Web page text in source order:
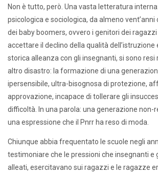
Non è tutto, però. Una vasta letteratura
psicologica e sociologica, da almeno vent’anni
dei baby boomers, ovvero i genitori dei ragazzi
accettare il declino della qualità dell’istruzione
storica alleanza con gli insegnanti, si sono resi
altro disastro: la formazione di una
ipersensibile, ultra-bisognosa di protezione,
approvazione, incapace di tollerare gli
difficoltà. In una parola: una generazione non-
una espressione che il Pnrr ha reso di moda.
Chiunque abbia frequentato le scuole negli
testimoniare che le pressioni che insegnanti e
alleati, esercitavano sui ragazzi e le ragazze